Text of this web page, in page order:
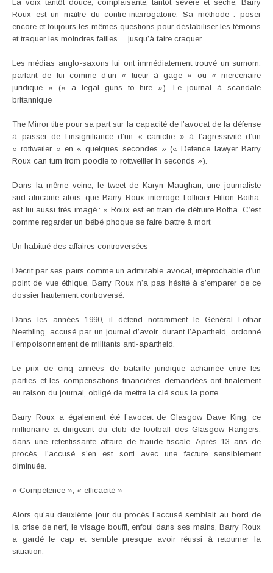
La voix tantôt douce, complaisante, tantôt sévère et sèche, Barry
Roux est un maître du contre-interrogatoire. Sa méthode : poser
encore et toujours les mêmes questions pour déstabiliser les témoins
et traquer les moindres failles… jusqu’à faire craquer.
Les médias anglo-saxons lui ont immédiatement trouvé un surnom,
parlant de lui comme d’un « tueur à gage » ou « mercenaire
juridique » (« a legal guns to hire »). Le journal à scandale
britannique
The Mirror titre pour sa part sur la capacité de l’avocat de la défense
à passer de l’insignifiance d’un « caniche » à l’agressivité d’un
« rottweiler » en « quelques secondes » (« Defence lawyer Barry
Roux can turn from poodle to rottweiller in seconds »).
Dans la même veine, le tweet de Karyn Maughan, une journaliste
sud-africaine alors que Barry Roux interroge l’officier Hilton Botha,
est lui aussi très imagé : « Roux est en train de détruire Botha. C’est
comme regarder un bébé phoque se faire battre à mort.
Un habitué des affaires controversées
Décrit par ses pairs comme un admirable avocat, irréprochable d’un
point de vue éthique, Barry Roux n’a pas hésité à s’emparer de ce
dossier hautement controversé.
Dans les années 1990, il défend notamment le Général Lothar
Neethling, accusé par un journal d’avoir, durant l’Apartheid, ordonné
l’empoisonnement de militants anti-apartheid.
Le prix de cinq années de bataille juridique acharnée entre les
parties et les compensations financières demandées ont finalement
eu raison du journal, obligé de mettre la clé sous la porte.
Barry Roux a également été l’avocat de Glasgow Dave King, ce
millionaire et dirigeant du club de football des Glasgow Rangers,
dans une retentissante affaire de fraude fiscale. Après 13 ans de
procès, l’accusé s’en est sorti avec une facture sensiblement
diminuée.
« Compétence », « efficacité »
Alors qu’au deuxième jour du procès l’accusé semblait au bord de
la crise de nerf, le visage bouffi, enfoui dans ses mains, Barry Roux
a gardé le cap et semble presque avoir réussi à retourner la
situation.